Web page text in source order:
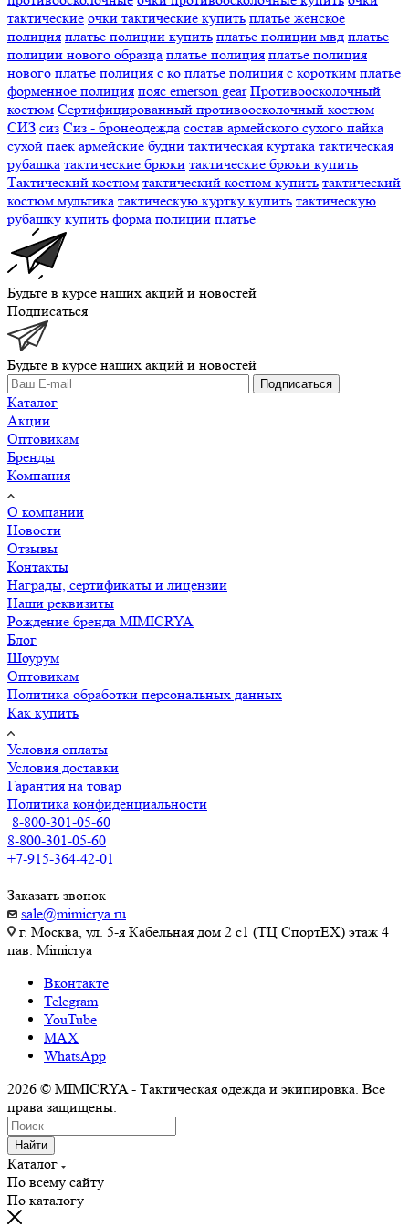
тактические очки тактические купить платье женское
полиция платье полиции купить платье полиции мвд платье
полиции нового образца платье полиция платье полиция
нового платье полиция с ко платье полиция с коротким платье
форменное полиция пояс emerson gear Противоосколочный
костюм Сертифицированный противоосколочный костюм
СИЗ сиз Сиз - бронеодежда состав армейского сухого пайка
сухой паек армейские будни тактическая куртака тактическая
рубашка тактические брюки тактические брюки купить
Тактический костюм тактический костюм купить тактический
костюм мультика тактическую куртку купить тактическую
рубашку купить форма полиции платье
Будьте в курсе наших акций и новостей
Подписаться
Будьте в курсе наших акций и новостей
Подписаться
Каталог
Акции
Оптовикам
Бренды
Компания
О компании
Новости
Отзывы
Контакты
Награды, сертификаты и лицензии
Наши реквизиты
Рождение бренда MIMICRYA
Блог
Шоурум
Оптовикам
Политика обработки персональных данных
Как купить
Условия оплаты
Условия доставки
Гарантия на товар
Политика конфиденциальности
8-800-301-05-60
8-800-301-05-60
+7-915-364-42-01
Заказать звонок
sale@mimicrya.ru
г. Москва, ул. 5-я Кабельная дом 2 с1 (ТЦ СпортEX) этаж 4
пав. Mimicrya
Вконтакте
Telegram
YouTube
MAX
WhatsApp
2026 © MIMICRYA - Тактическая одежда и экипировка. Все
права защищены.
Найти
Каталог
По всему сайту
По каталогу